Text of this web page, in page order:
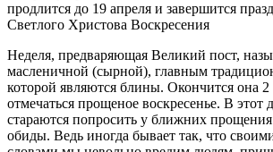
продлится до 19 апреля и завершится
Светлого Христова Воскресения
Неделя, предваряющая Великий пост,
масленичной (сырной), главным
которой являются блины. Окончится она 2
отмечаться прощеное воскресенье. В этот
стараются попросить у ближних
обиды. Ведь иногда бывает так, что